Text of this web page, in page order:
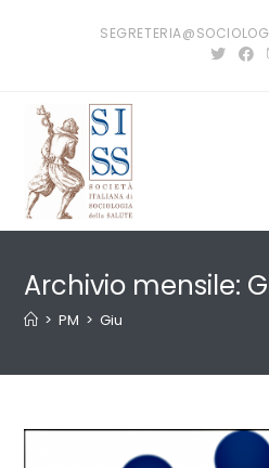
Archivio mensile:
> PM > Giu